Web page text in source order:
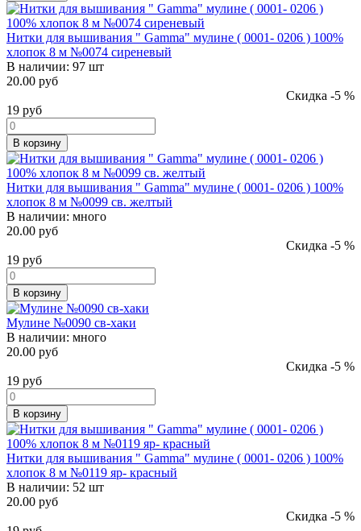
Нитки для вышивания " Gamma" мулине ( 0001- 0206 ) 100%
хлопок 8 м №0074 сиреневый
В наличии: 97 шт
20.00 руб
Скидка -5 %
19 руб
В корзину
Нитки для вышивания " Gamma" мулине ( 0001- 0206 ) 100%
хлопок 8 м №0099 св. желтый
В наличии: много
20.00 руб
Скидка -5 %
19 руб
В корзину
Мулине №0090 св-хаки
В наличии: много
20.00 руб
Скидка -5 %
19 руб
В корзину
Нитки для вышивания " Gamma" мулине ( 0001- 0206 ) 100%
хлопок 8 м №0119 яр- красный
В наличии: 52 шт
20.00 руб
Скидка -5 %